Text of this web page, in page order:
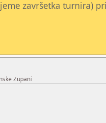
završetka turnira)
Zupani